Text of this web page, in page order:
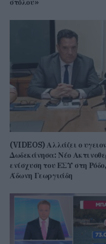
στόλου»
(VIDEOS) Αλλάζει ο
Δωδεκάνησα: Νέο
ενίσχυση του ΕΣΥ στη
Άδωνη Γεωργιάδη